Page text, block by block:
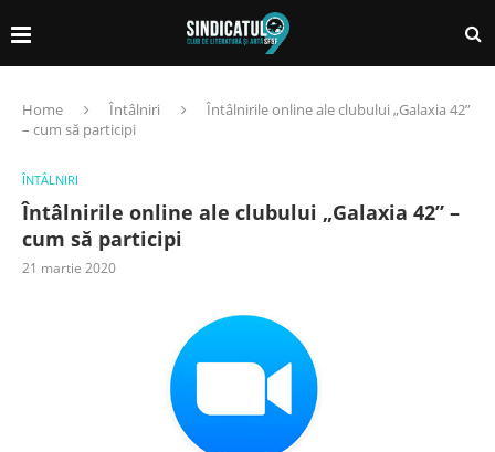
Home Întâlniri
Întâlnirile online ale clubului „Galaxia 42”
– cum să participi
ÎNTÂLNIRI
Întâlnirile online ale clubului „Galaxia 42” –
cum să participi
21 martie 2020